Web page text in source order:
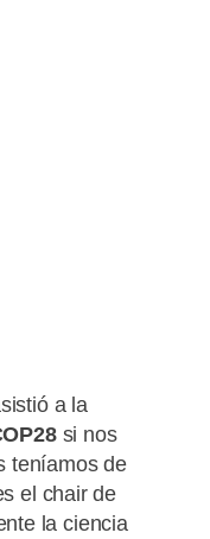
a la
si nos
teníamos de
el chair de
la ciencia